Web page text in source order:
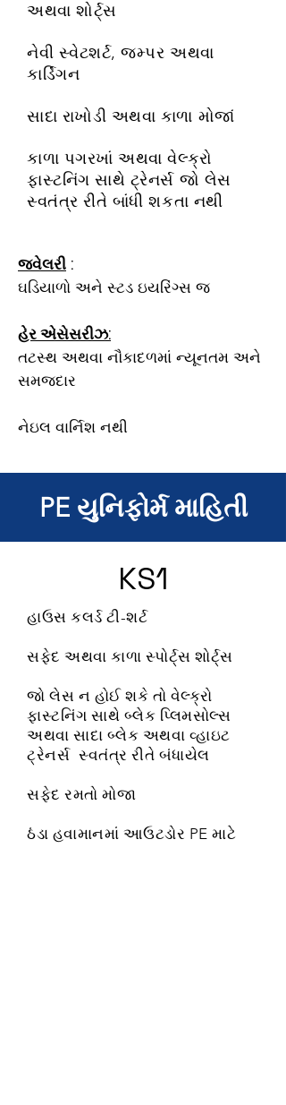
અથવા શોર્ટ્સ
નેવી સ્વેટશર્ટ, જમ્પર અથવા
કાર્ડિગન
સાદા રાખોડી અથવા કાળા મોજાં
કાળા પગરખાં અથવા વેલ્ક્રો
ફાસ્ટનિંગ સાથે ટ્રેનર્સ જો લેસ
સ્વતંત્ર રીતે બાંધી શકતા નથી
જ્વેલરી :
ઘડિયાળો અને સ્ટડ ઇયરિંગ્સ જ
હેર એસેસરીઝ:
તટસ્થ અથવા નૌકાદળમાં ન્યૂનતમ અને
સમજદાર
નેઇલ વાર્નિશ નથી
PE યુનિફોર્મ માહિતી
KS1
હાઉસ કલર્ડ ટી-શર્ટ
સફેદ અથવા કાળા સ્પોર્ટ્સ શોર્ટ્સ
જો લેસ ન હોઈ શકે તો વેલ્ક્રો
ફાસ્ટનિંગ સાથે બ્લેક પ્લિમસોલ્સ
અથવા સાદા બ્લેક અથવા વ્હાઇટ
ટ્રેનર્સ સ્વતંત્ર રીતે બંધાયેલ
સફેદ રમતો મોજા
ઠંડા હવામાનમાં આઉટડોર PE માટે